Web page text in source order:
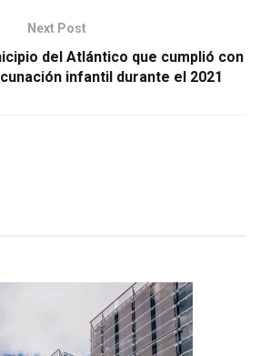
Next Post
del Atlántico que cumplió con
infantil durante el 2021